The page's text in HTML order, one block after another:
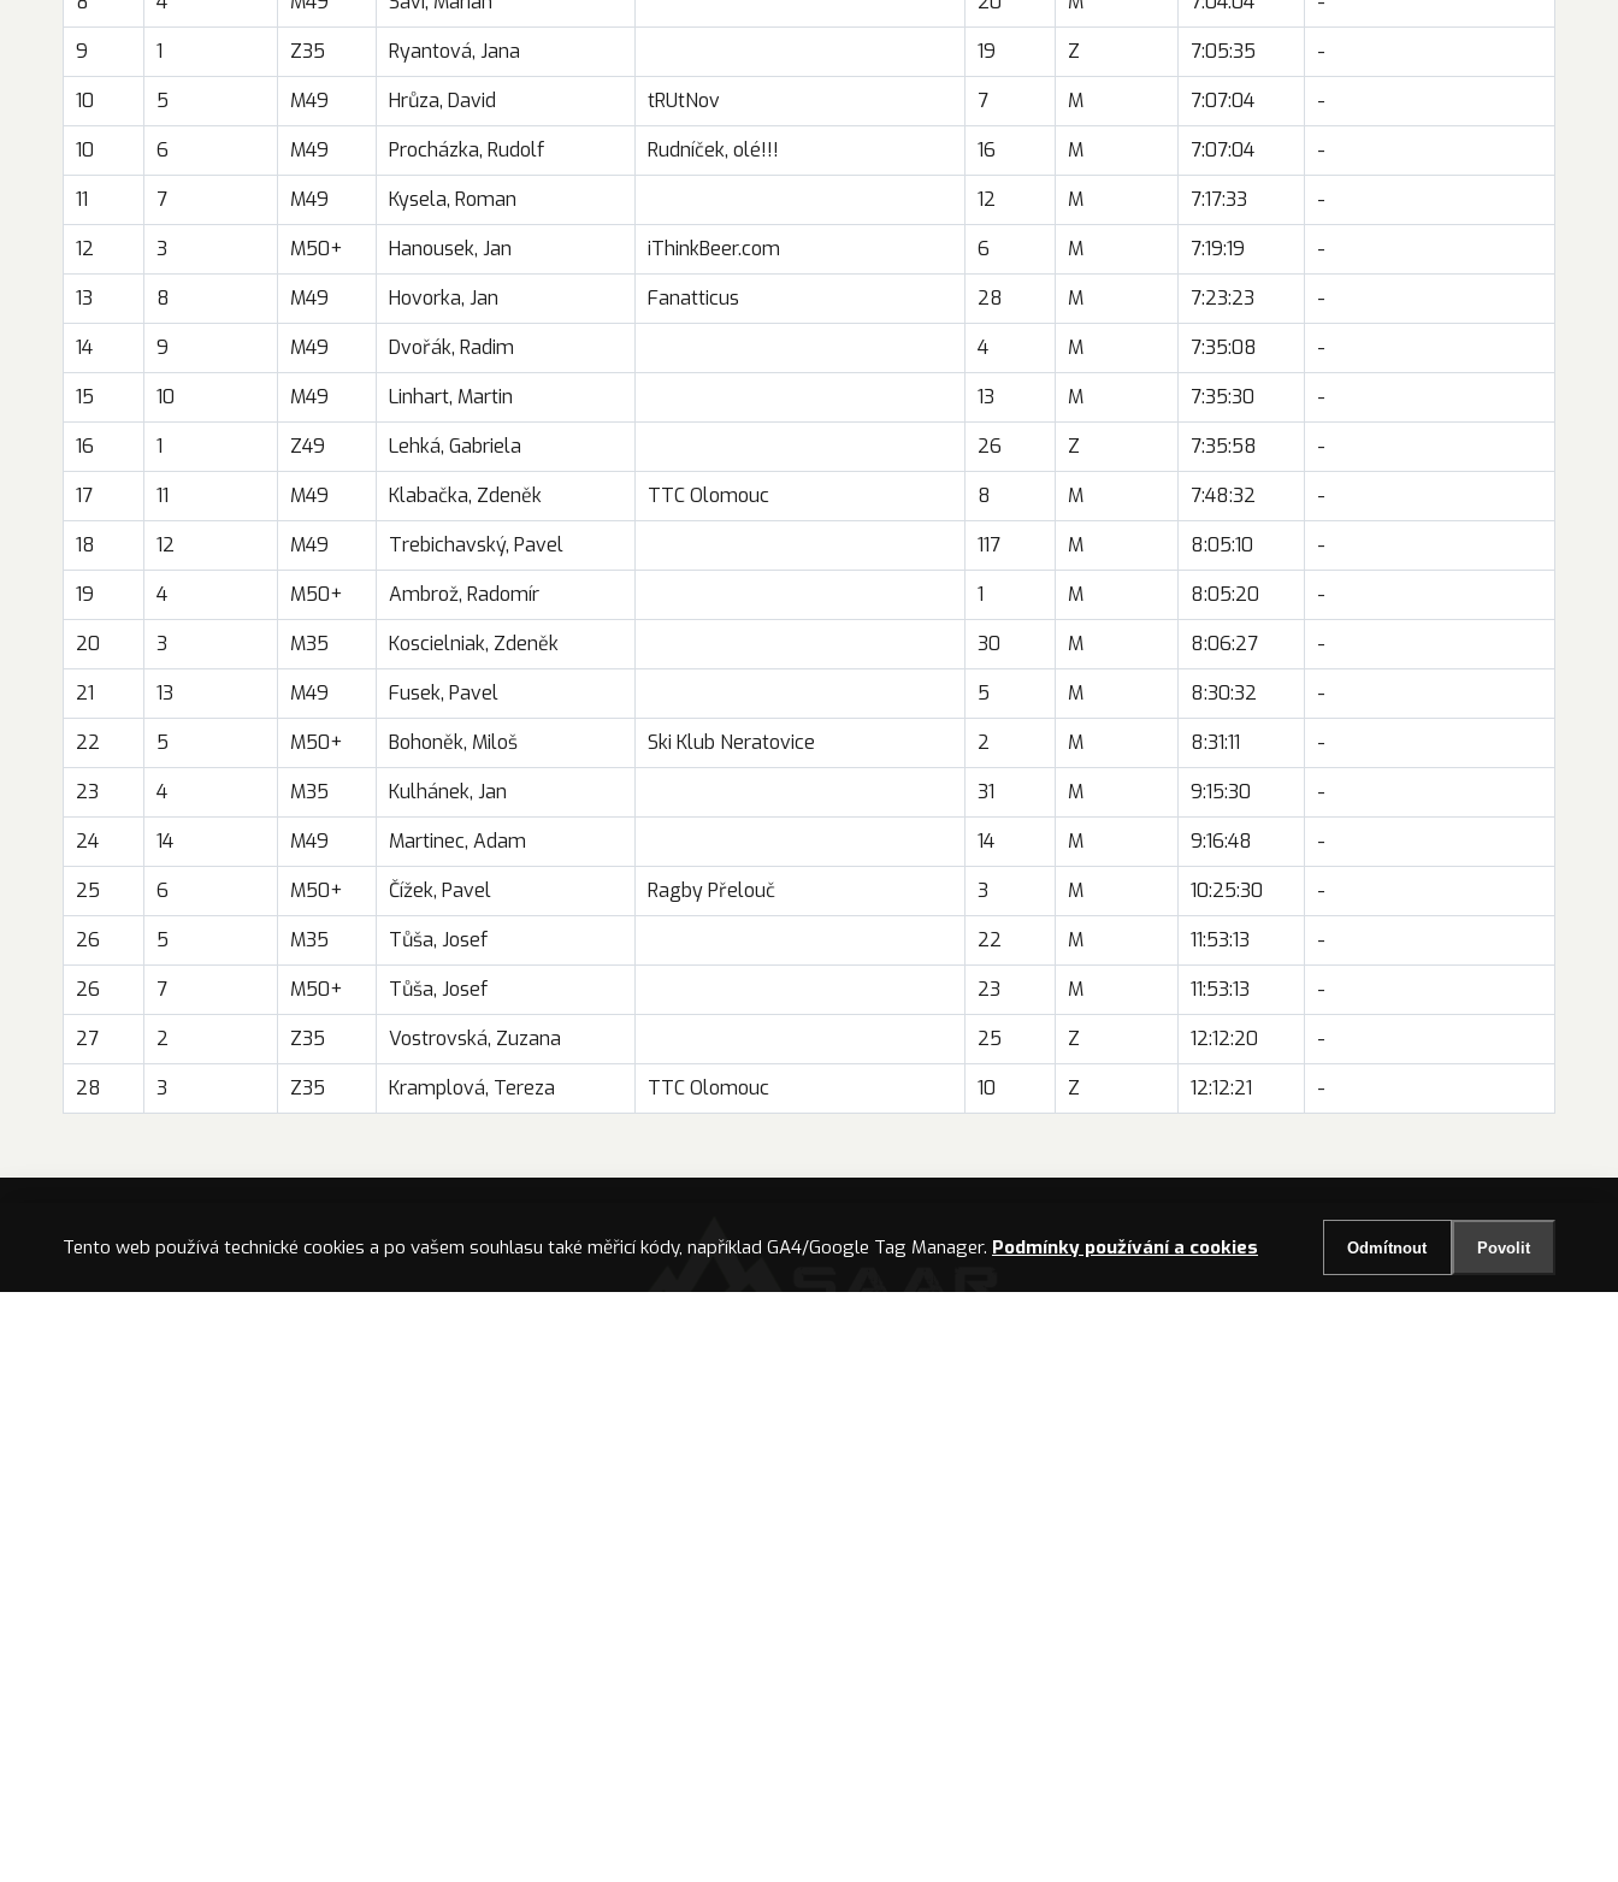
9
1 Z35 Ryantová, Jana 19 Z 7:05:35
-
10
5 M49 Hrůza, David tRUtNov 7 M 7:07:04
-
10
6 M49 Procházka, Rudolf Rudníček, olé!!! 16 M 7:07:04
-
11
7 M49 Kysela, Roman 12 M 7:17:33
-
12
3 M50+ Hanousek, Jan iThinkBeer.com 6 M 7:19:19
-
13
8 M49 Hovorka, Jan Fanatticus 28 M 7:23:23
-
14
9 M49 Dvořák, Radim 4 M 7:35:08
-
15
10 M49 Linhart, Martin 13 M 7:35:30
-
16
1 Z49 Lehká, Gabriela 26 Z 7:35:58
-
17
11 M49 Klabačka, Zdeněk TTC Olomouc 8 M 7:48:32
-
18
12 M49 Trebichavský, Pavel 117 M 8:05:10
-
19
4 M50+ Ambrož, Radomír 1 M 8:05:20
-
20
3 M35 Koscielniak, Zdeněk 30 M 8:06:27
-
21
13 M49 Fusek, Pavel 5 M 8:30:32
-
22
5 M50+ Bohoněk, Miloš Ski Klub Neratovice 2 M 8:31:11
-
23
4 M35 Kulhánek, Jan 31 M 9:15:30
-
24
14 M49 Martinec, Adam 14 M 9:16:48
-
25
6 M50+ Čížek, Pavel Ragby Přelouč 3 M 10:25:30
-
26
5 M35 Tůša, Josef 22 M 11:53:13
-
26
7 M50+ Tůša, Josef 23 M 11:53:13
-
27
2 Z35 Vostrovská, Zuzana 25 Z 12:12:20
-
28
3 Z35 Kramplová, Tereza TTC Olomouc 10 Z 12:12:21 -
Tento web používá technické cookies a po vašem souhlasu také měřicí kódy, například GA4/Google Tag Manager. Podmínky používání a cookies Odmítnout Povolit